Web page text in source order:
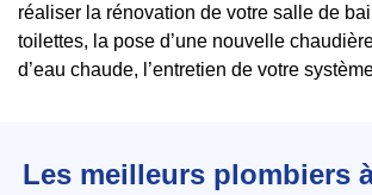
réaliser la rénovation de votre salle de
toilettes, la pose d’une nouvelle
d’eau chaude, l’entretien de votre
Les meilleurs plombiers